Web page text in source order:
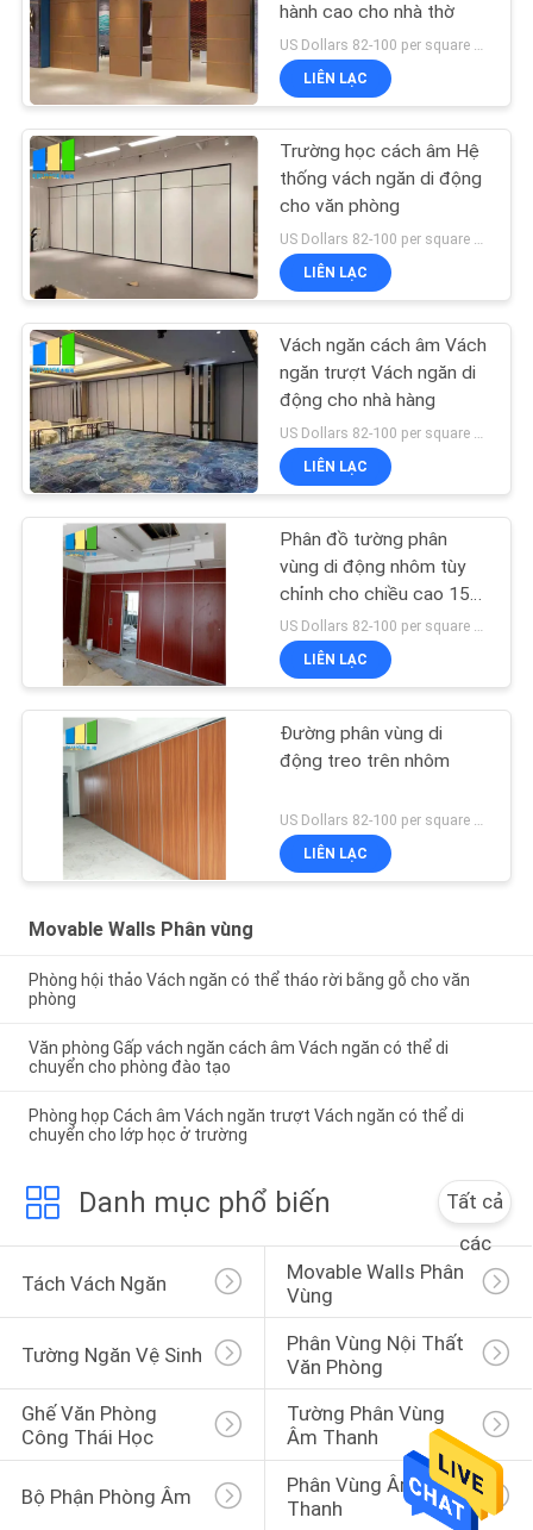
hành cao cho nhà thờ
US Dollars 82-100 per square meter MOQ:Không có MOQ, số lượng nhỏ được chào đón
LIÊN LẠC
Trường học cách âm Hệ
thống vách ngăn di động
cho văn phòng
LIÊN LẠC
Vách ngăn cách âm Vách
ngăn trượt Vách ngăn di
động cho nhà hàng
LIÊN LẠC
Phân đồ tường phân
vùng di động nhôm tùy
chỉnh cho chiều cao 15
M Max 600-1200 mm
US Dollars 82-100 per square meter MOQ:No MOQ
LIÊN LẠC
Đường phân vùng di
động treo trên nhôm
US Dollars 82-100 per square meter MOQ:No MOQ
LIÊN LẠC
Movable Walls Phân vùng
Phòng hội thảo Vách ngăn có thể tháo rời bằng gỗ cho văn
phòng
Văn phòng Gấp vách ngăn cách âm Vách ngăn có thể di
chuyển cho phòng đào tạo
Phòng họp Cách âm Vách ngăn trượt Vách ngăn có thể di
chuyển cho lớp học ở trường
Danh mục phổ biến
Tất cả
các
Tách Vách Ngăn
Movable Walls Phân
Vùng
Tường Ngăn Vệ Sinh
Phân Vùng Nội Thất
Văn Phòng
Ghế Văn Phòng
Công Thái Học
Tường Phân Vùng
Âm Thanh
Bộ Phận Phòng Âm
Phân Vùng Âm
Thanh